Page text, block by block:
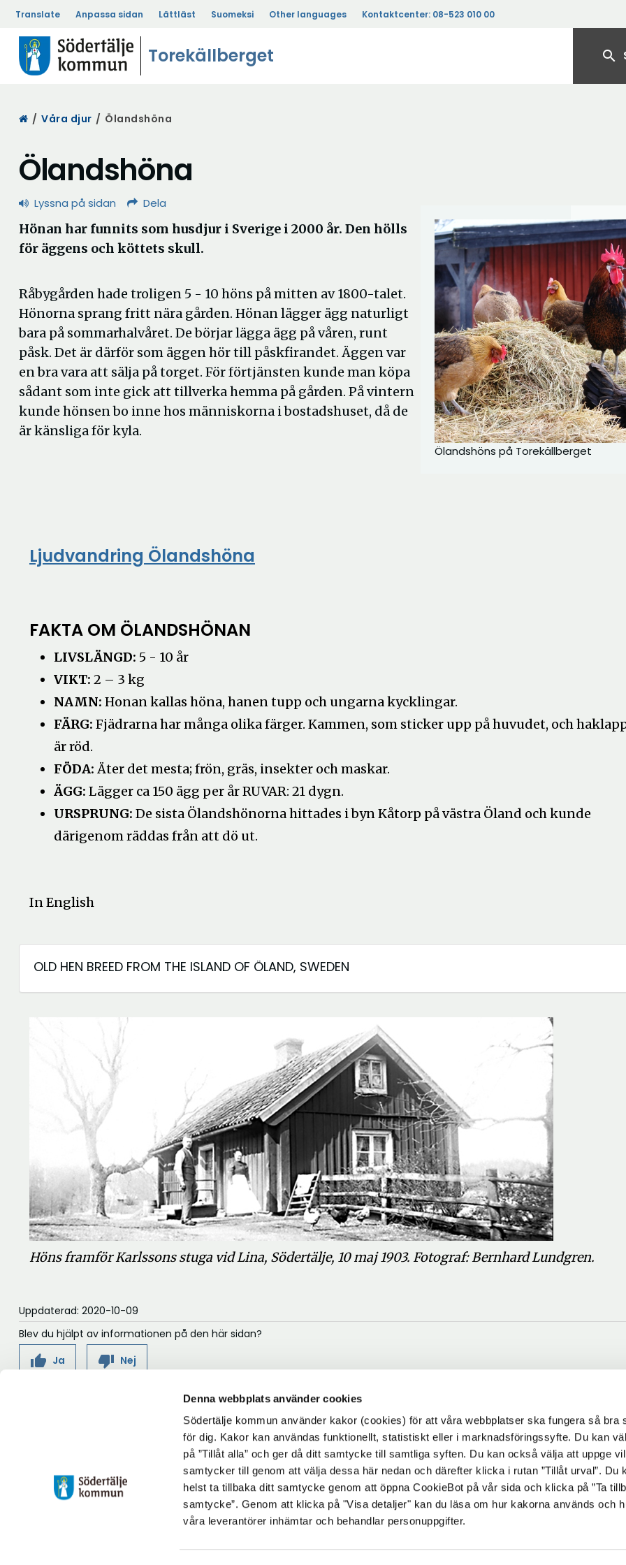
Denna webbplats använder cookies
Södertälje kommun använder kakor (cookies) för att våra webbplatser ska fungera så bra
för dig. Kakor kan användas funktionellt, statistiskt eller i marknadsföringssyfte. Du kan
på ”Tillåt alla” och ger då ditt samtycke till samtliga syften. Du kan också välja att uppge
samtycker till genom att välja dessa här nedan och därefter klicka i rutan ”Tillåt urval”. Du
helst ta tillbaka ditt samtycke genom att öppna CookieBot på vår sida och klicka på ”Ta
samtycke”. Genom att klicka på "Visa detaljer" kan du läsa om hur kakorna används och
våra leverantörer inhämtar och behandlar personuppgifter.
Translate Anpassa sidan Lättläst Suomeksi Other languages Kontaktcenter: 08-523 010 00
Torekällberget search
Start
/ Våra djur / Ölandshöna
Ölandshöna
Lyssna på sidan Dela
Ölandshöns på Torekällberget
Hönan har funnits som husdjur i Sverige i 2000 år. Den hölls
för äggens och köttets skull.
Råbygården hade troligen 5 - 10 höns på mitten av 1800-talet.
Hönorna sprang fritt nära gården. Hönan lägger ägg naturligt
bara på sommarhalvåret. De börjar lägga ägg på våren, runt
påsk. Det är därför som äggen hör till påskfirandet. Äggen var
en bra vara att sälja på torget. För förtjänsten kunde man köpa
sådant som inte gick att tillverka hemma på gården. På vintern
kunde hönsen bo inne hos människorna i bostadshuset, då de
är känsliga för kyla.
Ljudvandring Ölandshöna
FAKTA OM ÖLANDSHÖNAN
LIVSLÄNGD: 5 - 10 år
VIKT: 2 – 3 kg
NAMN: Honan kallas höna, hanen tupp och ungarna kycklingar.
FÄRG: Fjädrarna har många olika färger. Kammen, som sticker upp på huvudet, och
är röd.
FÖDA: Äter det mesta; frön, gräs, insekter och maskar.
ÄGG: Lägger ca 150 ägg per år RUVAR: 21 dygn.
URSPRUNG: De sista Ölandshönorna hittades i byn Kåtorp på västra Öland och kunde
därigenom räddas från att dö ut.
In English
OLD HEN BREED FROM THE ISLAND OF ÖLAND, SWEDEN
Höns framför Karlssons stuga vid Lina, Södertälje, 10 maj 1903. Fotograf: Bernhard Lundgren.
Uppdaterad: 2020-10-09
Blev du hjälpt av informationen på den här sidan?
thumb_up Ja thumb_down Nej
Postadress:
Kvarnbacken 8
torekallberget@sodertalje.se
Följ oss på:
Facebook
Instagram